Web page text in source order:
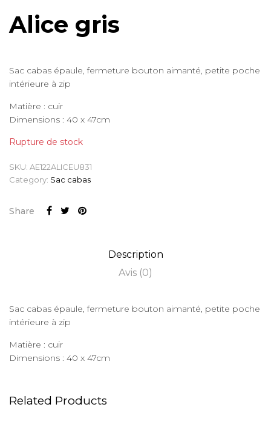
Alice gris
Sac cabas épaule, fermeture bouton aimanté, petite poche
intérieure à zip
Matière : cuir
Dimensions : 40 x 47cm
Rupture de stock
SKU: AE122ALICEU831
Category: Sac cabas
Share
Description
Avis (0)
Sac cabas épaule, fermeture bouton aimanté, petite poche
intérieure à zip
Matière : cuir
Dimensions : 40 x 47cm
Related Products